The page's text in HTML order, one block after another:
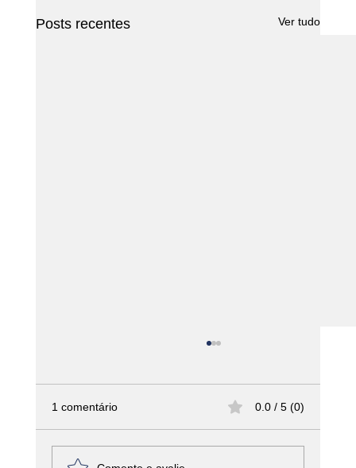
Posts recentes Ver tudo
1 comentário 0.0 / 5 (0)